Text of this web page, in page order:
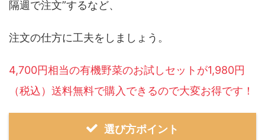
隔週で注文”するなど、
注文の仕方に工夫をしましょう。
4,700円相当の有機野菜のお試しセットが1,980円
（税込）送料無料で購入できるので大変お得です！
選び方ポイント